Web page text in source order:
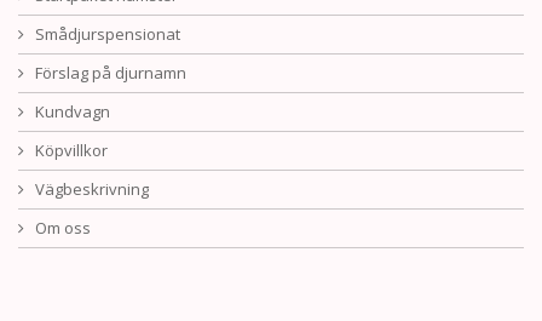
Smådjurspensionat
Förslag på djurnamn
Kundvagn
Köpvillkor
Vägbeskrivning
Om oss